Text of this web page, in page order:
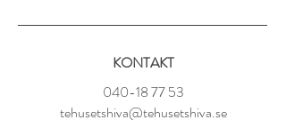
Ekologisk rooibos (Sydafrika) (95%),
KONTAKT
040-18 77 53
tehusetshiva@tehusetshiva.se